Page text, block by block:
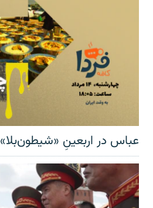
عباس در اربعینِ «شیطون‌بلا»